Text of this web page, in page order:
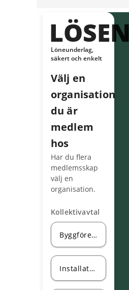
LÖSEN
Löneunderlag,
säkert och enkelt
Välj en
organisation
du är
medlem
hos
Har du flera
medlemsskap
välj en
organisation.
Kollektivavtal
Byggföretagen
Installatörsföretagen